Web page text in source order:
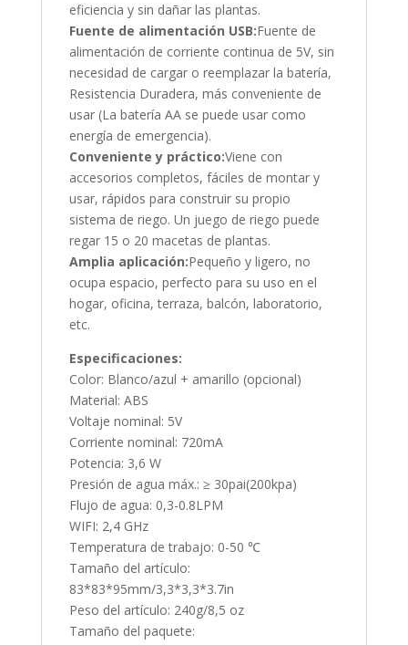
eficiencia y sin dañar las plantas.
Fuente de alimentación USB:Fuente de
alimentación de corriente continua de 5V, sin
necesidad de cargar o reemplazar la batería,
Resistencia Duradera, más conveniente de
usar (La batería AA se puede usar como
energía de emergencia).
Conveniente y práctico:Viene con
accesorios completos, fáciles de montar y
usar, rápidos para construir su propio
sistema de riego. Un juego de riego puede
regar 15 o 20 macetas de plantas.
Amplia aplicación:Pequeño y ligero, no
ocupa espacio, perfecto para su uso en el
hogar, oficina, terraza, balcón, laboratorio,
etc.
Especificaciones:
Color: Blanco/azul + amarillo (opcional)
Material: ABS
Voltaje nominal: 5V
Corriente nominal: 720mA
Potencia: 3,6 W
Presión de agua máx.: ≥ 30pai(200kpa)
Flujo de agua: 0,3-0.8LPM
WIFI: 2,4 GHz
Temperatura de trabajo: 0-50 ℃
Tamaño del artículo:
83*83*95mm/3,3*3,3*3.7in
Peso del artículo: 240g/8,5 oz
Tamaño del paquete: